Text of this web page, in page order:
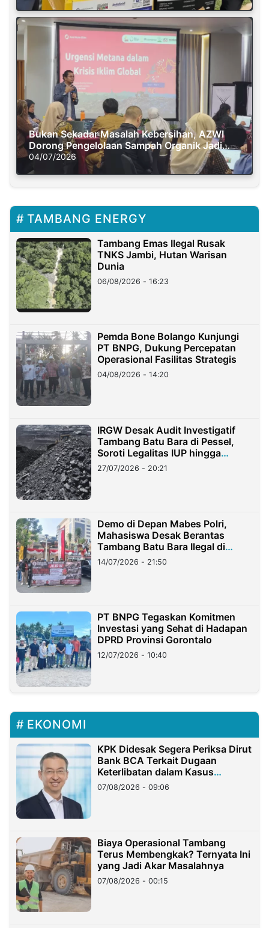
Bukan Sekadar Masalah Kebersihan, AZWI
Dorong Pengelolaan Sampah Organik Jadi
Solusi Krisis Iklim
04/07/2026
TAMBANG ENERGY
Tambang Emas Ilegal Rusak
TNKS Jambi, Hutan Warisan
Dunia
06/08/2026 - 16:23
Pemda Bone Bolango Kunjungi
PT BNPG, Dukung Percepatan
Operasional Fasilitas Strategis
04/08/2026 - 14:20
IRGW Desak Audit Investigatif
Tambang Batu Bara di Pessel,
Soroti Legalitas IUP hingga
Stockpile
27/07/2026 - 20:21
Demo di Depan Mabes Polri,
Mahasiswa Desak Berantas
Tambang Batu Bara Ilegal di
Lampung
14/07/2026 - 21:50
PT BNPG Tegaskan Komitmen
Investasi yang Sehat di Hadapan
DPRD Provinsi Gorontalo
12/07/2026 - 10:40
EKONOMI
KPK Didesak Segera Periksa Dirut
Bank BCA Terkait Dugaan
Keterlibatan dalam Kasus
Hilangnya Dana Nasabah Rp2,58
Miliar
07/08/2026 - 09:06
Biaya Operasional Tambang
Terus Membengkak? Ternyata Ini
yang Jadi Akar Masalahnya
07/08/2026 - 00:15